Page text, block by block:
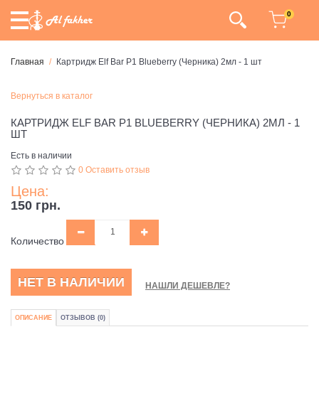
0
Главная Картридж Elf Bar P1 Blueberry (Черника) 2мл - 1 шт
Вернуться в каталог
КАРТРИДЖ ELF BAR P1 BLUEBERRY (ЧЕРНИКА) 2МЛ - 1
ШТ
Есть в наличии
0 Оставить отзыв
Цена:
150 грн.
Количество
НЕТ В НАЛИЧИИ НАШЛИ ДЕШЕВЛЕ?
ОПИСАНИЕ ОТЗЫВОВ (0)